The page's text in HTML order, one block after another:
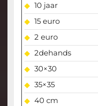
10 jaar
15 euro
2 euro
2dehands
30×30
35×35
40 cm